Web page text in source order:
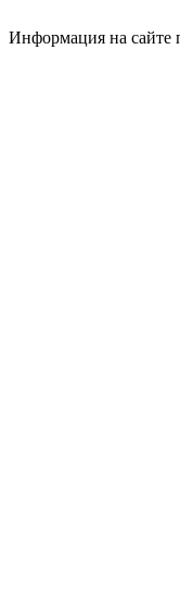
Информация на сайте